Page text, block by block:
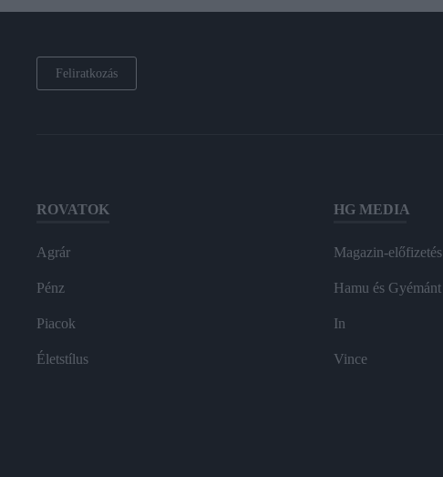
Feliratkozás
ROVATOK
Agrár
Pénz
Piacok
Életstílus
HG MEDIA
Magazin-előfizetés
Hamu és Gyémánt
In
Vince